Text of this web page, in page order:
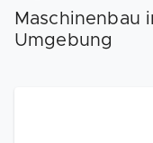
Maschinenbau
Umgebung